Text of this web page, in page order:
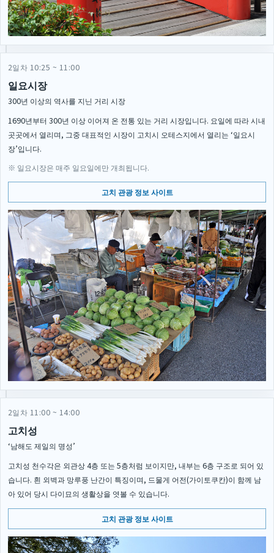
2일차 10:25 ~ 11:00
일요시장
300년 이상의 역사를 지닌 거리 시장
1690년부터 300년 이상 이어져 온 전통 있는 거리 시장입니다. 요일에 따라 시내
곳곳에서 열리며, 그중 대표적인 시장이 고치시 오테스지에서 열리는 ‘일요시
장’입니다.
※ 일요시장은 매주 일요일에만 개최됩니다.
고치 관광 정보 사이트
2일차 11:00 ~ 14:00
고치성
‘남해도 제일의 명성’
고치성 천수각은 외관상 4층 또는 5층처럼 보이지만, 내부는 6층 구조로 되어 있
습니다. 흰 외벽과 망루풍 난간이 특징이며, 드물게 어전(가이토쿠칸)이 함께 남
아 있어 당시 다이묘의 생활상을 엿볼 수 있습니다.
고치 관광 정보 사이트